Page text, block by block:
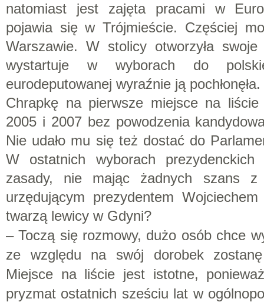
natomiast jest zajęta pracami w
pojawia się w Trójmieście. Częściej
Warszawie. W stolicy otworzyła
wystartuje w wyborach do
eurodeputowanej wyraźnie ją pochłonęła.
Chrapkę na pierwsze miejsce na
2005 i 2007 bez powodzenia
Nie udało mu się też dostać do
W ostatnich wyborach
zasady, nie mając żadnych szans z
urzędującym prezydentem
twarzą lewicy w Gdyni?
– Toczą się rozmowy, dużo osób chce
ze względu na swój dorobek
Miejsce na liście jest istotne,
pryzmat ostatnich sześciu lat w